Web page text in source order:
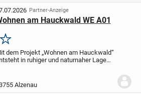
Partner-Anzeige
am Hauckwald WE A01
Merken
dem Projekt „Wohnen am Hauckwald“
in ruhiger und naturnaher Lage
für Menschen, die Wert
Alzenau